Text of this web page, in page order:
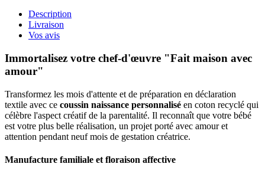
Description
Livraison
Vos avis
Immortalisez votre chef-d'œuvre "Fait maison avec
amour"
Transformez les mois d'attente et de préparation en déclaration
textile avec ce coussin naissance personnalisé en coton recyclé qui
célèbre l'aspect créatif de la parentalité. Il reconnaît que votre bébé
est votre plus belle réalisation, un projet porté avec amour et
attention pendant neuf mois de gestation créatrice.
Manufacture familiale et floraison affective